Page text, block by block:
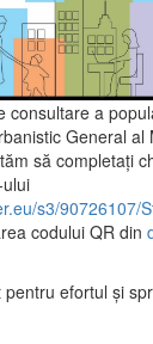
consultare a
General al
să completați
s3/90726107/
codului QR din
efortul şi